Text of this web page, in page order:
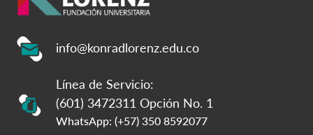
info@konradlorenz.edu.co
Línea de Servicio:
(601) 3472311 Opción No. 1
WhatsApp: (+57) 350 8592077